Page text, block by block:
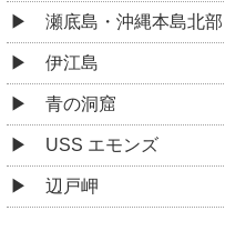
瀬底島・沖縄本島北部
伊江島
青の洞窟
USS エモンズ
辺戸岬